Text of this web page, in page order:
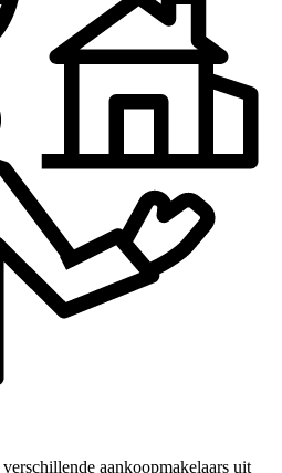
aankoopmakelaars uit